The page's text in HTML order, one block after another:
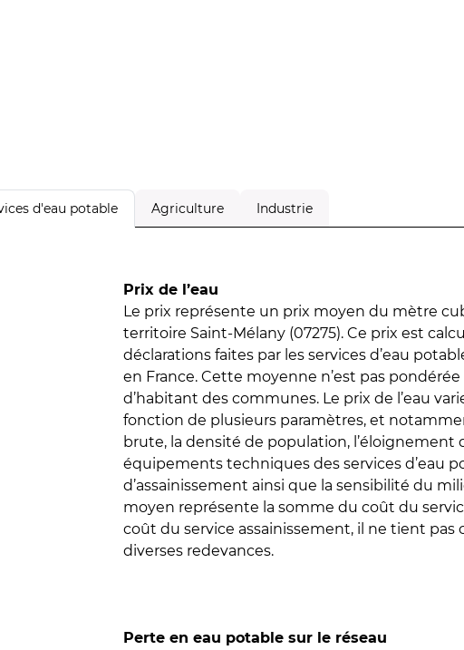
d'eau potable Agriculture Industrie
Prix de l’eau
Le prix représente un prix moyen du mètre
territoire Saint-Mélany (07275). Ce prix est
déclarations faites par les services d’eau
en France. Cette moyenne n’est pas
d’habitant des communes. Le prix de l’eau
fonction de plusieurs paramètres, et
brute, la densité de population, l’éloignement
équipements techniques des services d’eau
d’assainissement ainsi que la sensibilité du
moyen représente la somme du coût du
coût du service assainissement, il ne tient pas
diverses redevances.
Perte en eau potable sur le réseau